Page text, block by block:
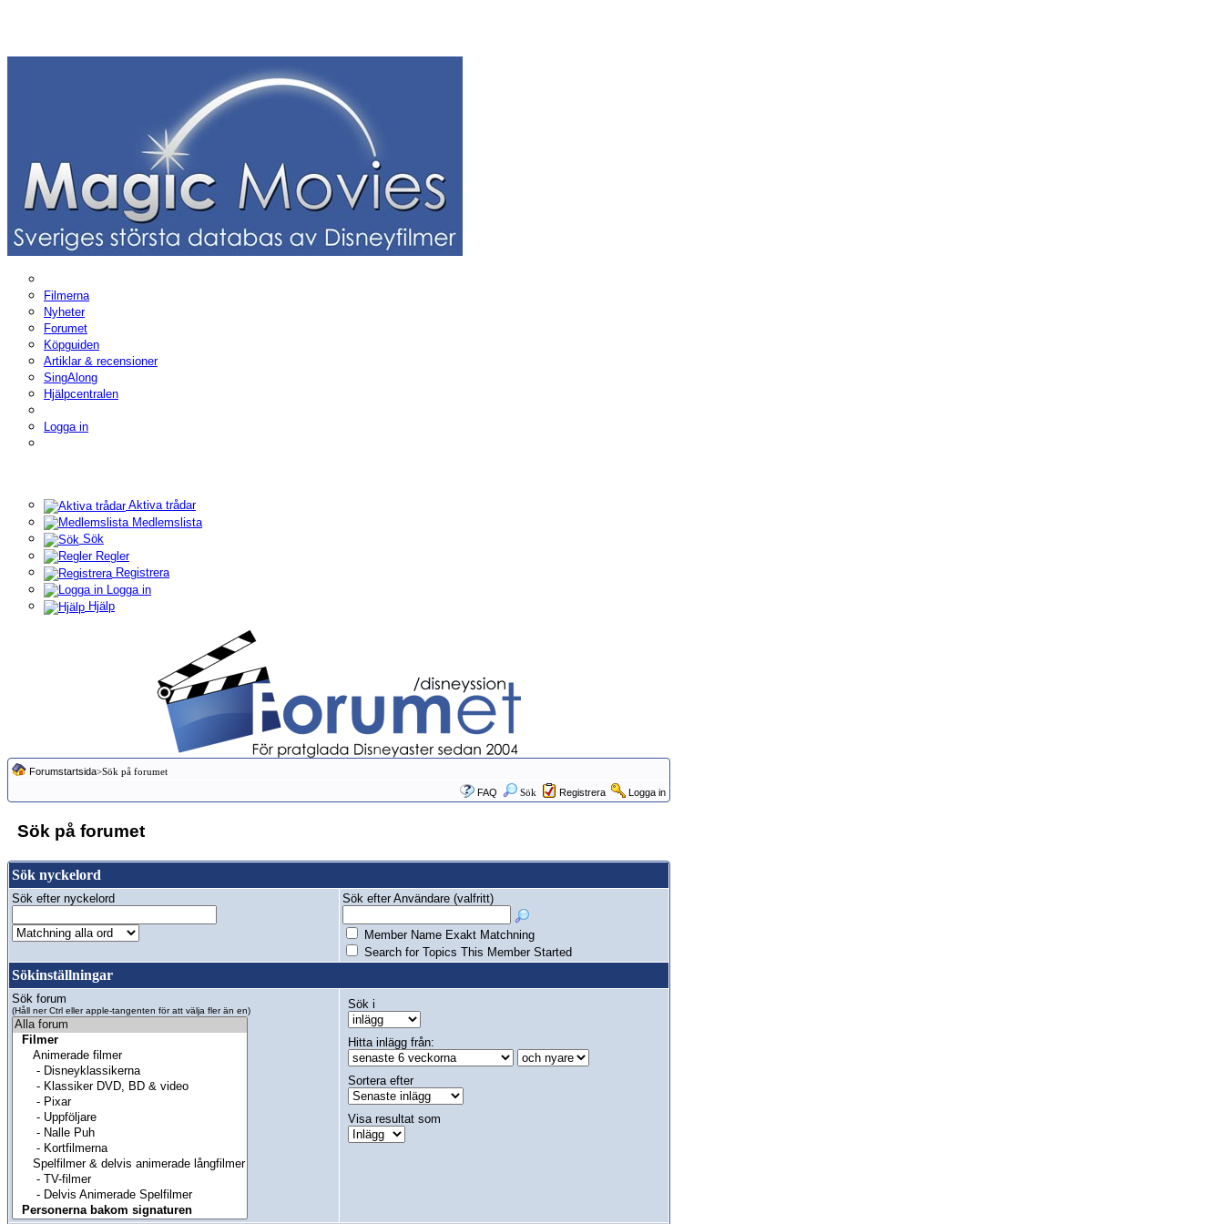
Filmerna
Nyheter
Forumet
Köpguiden
Artiklar & recensioner
SingAlong
Hjälpcentralen
Logga in
Aktiva trådar
Medlemslista
Sök
Regler
Registrera
Logga in
Hjälp
Forumstartsida>Sök på forumet
FAQ
Sök Registrera Logga in
Sök på forumet
Sök nyckelord
Sök efter nyckelord Sök efter Användare (valfritt)
Member Name Exakt Matchning
Search for Topics This Member Started
Sökinställningar
Sök forum
(Håll ner Ctrl eller apple-tangenten för att välja fler än en) Sök i
Hitta inlägg från:
Sortera efter
Visa resultat som